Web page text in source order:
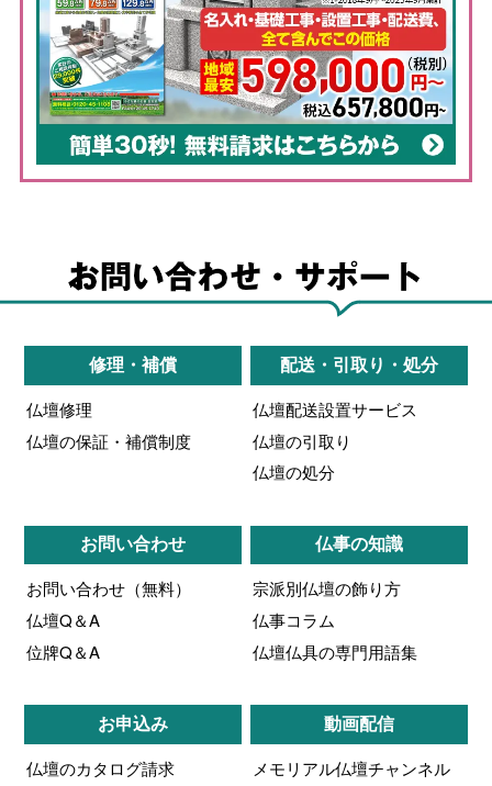
修理・補償
仏壇修理
仏壇の保証・補償制度
配送・引取り・処分
仏壇配送設置サービス
仏壇の引取り
仏壇の処分
お問い合わせ
お問い合わせ（無料）
仏壇Q＆A
位牌Q＆A
仏事の知識
宗派別仏壇の飾り方
仏事コラム
仏壇仏具の専門用語集
お申込み
仏壇のカタログ請求
動画配信
メモリアル仏壇チャンネル